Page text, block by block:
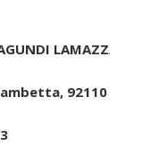
LAMAZZA
92110